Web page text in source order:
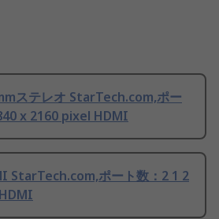
ステレオ StarTech.com,ポー
x 2160 pixel HDMI
StarTech.com,ポート数：2 1 2